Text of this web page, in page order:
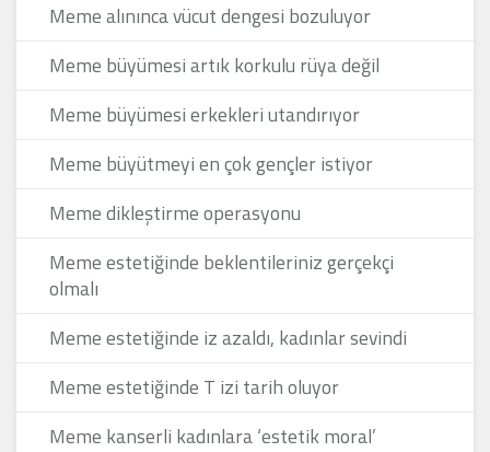
Meme alınınca vücut dengesi bozuluyor
Meme büyümesi artık korkulu rüya değil
Meme büyümesi erkekleri utandırıyor
Meme büyütmeyi en çok gençler istiyor
Meme dikleştirme operasyonu
Meme estetiğinde beklentileriniz gerçekçi
olmalı
Meme estetiğinde iz azaldı, kadınlar sevindi
Meme estetiğinde T izi tarih oluyor
Meme kanserli kadınlara ‘estetik moral’